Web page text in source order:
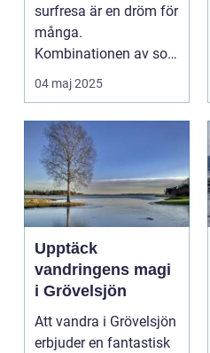
surfresa är en dröm för
många.
Kombinationen av sol,
...
04 maj 2025
Upptäck
vandringens magi
i Grövelsjön
Att vandra i Grövelsjön
erbjuder en fantastisk